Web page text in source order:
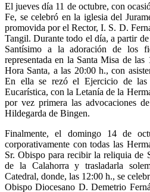
El jueves día 11 de octubre, con
Fe, se celebró en la iglesia del
promovida por el Rector, I. S. D.
Tangil. Durante todo el día, a partir
Santísimo a la adoración de los
representada en la Santa Misa de
Hora Santa, a las 20:00 h., con
En ella se rezó el Ejercicio de
Eucarística, con la Letanía de la
por vez primera las advocaciones
Hildegarda de Bingen.
Finalmente, el domingo 14 de
corporativamente con todas las
Sr. Obispo para recibir la reliquia de
de la Calahorra y trasladarla
Catedral, donde, las 12:00 h., se
Obispo Diocesano D. Demetrio